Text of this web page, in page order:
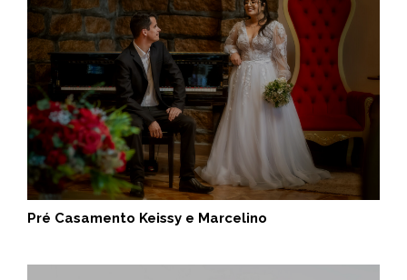
Pré Casamento Keissy e Marcelino